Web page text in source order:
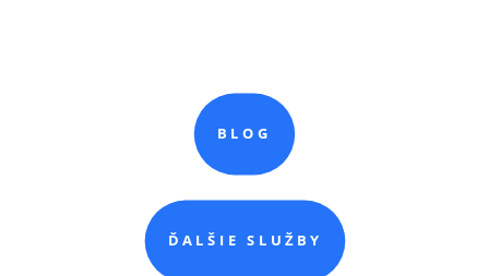
BLOG
ĎALŠIE SLUŽBY